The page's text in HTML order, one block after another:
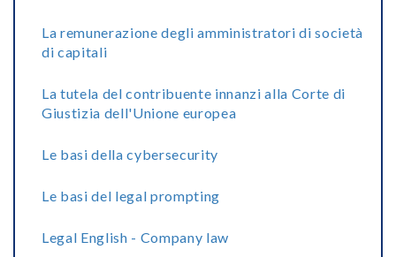
La remunerazione degli amministratori di società
di capitali
La tutela del contribuente innanzi alla Corte di
Giustizia dell'Unione europea
Le basi della cybersecurity
Le basi del legal prompting
Legal English - Company law